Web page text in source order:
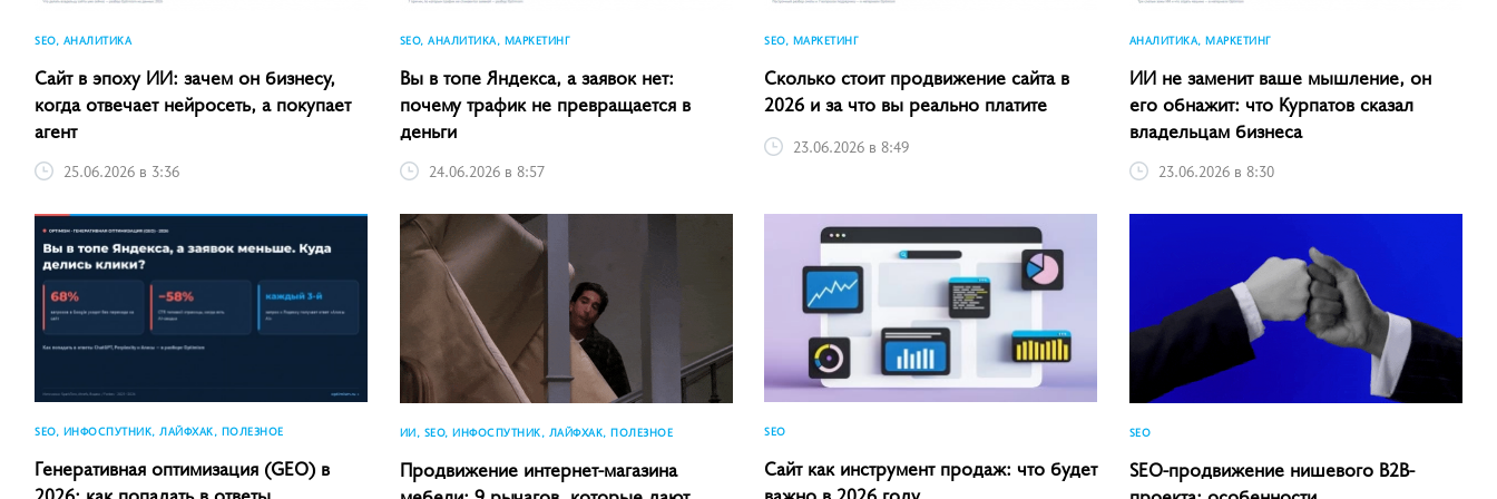
SEO, АНАЛИТИКА
Сайт в эпоху ИИ: зачем он бизнесу,
когда отвечает нейросеть, а покупает
агент
25.06.2026 в 3:36
SEO, АНАЛИТИКА, МАРКЕТИНГ
Вы в топе Яндекса, а заявок нет:
почему трафик не превращается в
деньги
24.06.2026 в 8:57
SEO, МАРКЕТИНГ
Сколько стоит продвижение сайта в
2026 и за что вы реально платите
23.06.2026 в 8:49
АНАЛИТИКА, МАРКЕТИНГ
ИИ не заменит ваше мышление, он
его обнажит: что Курпатов сказал
владельцам бизнеса
23.06.2026 в 8:30
SEO, ИНФОСПУТНИК, ЛАЙФХАК, ПОЛЕЗНОЕ
Генеративная оптимизация (GEO) в
ИИ, SEO, ИНФОСПУТНИК, ЛАЙФХАК, ПОЛЕЗНОЕ
Продвижение интернет-магазина
SEO
Сайт как инструмент продаж: что будет
SEO
SEO-продвижение нишевого B2B-